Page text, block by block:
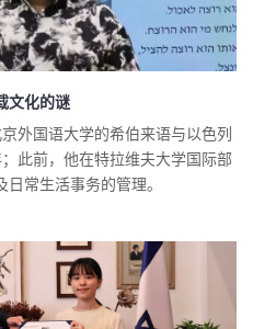
文化的谜
外国语大学的希伯来语与以色列
此前，他在特拉维夫大学国际部
常生活事务的管理。